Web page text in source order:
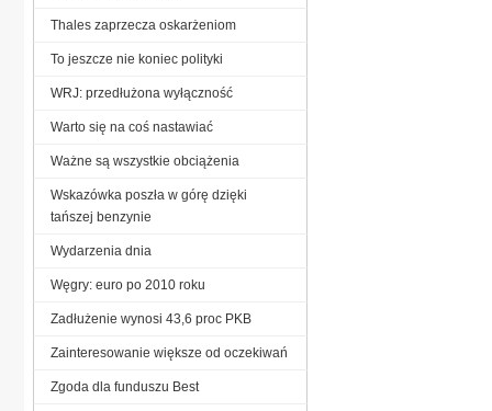
Thales zaprzecza oskarżeniom
To jeszcze nie koniec polityki
WRJ: przedłużona wyłączność
Warto się na coś nastawiać
Ważne są wszystkie obciążenia
Wskazówka poszła w górę dzięki
tańszej benzynie
Wydarzenia dnia
Węgry: euro po 2010 roku
Zadłużenie wynosi 43,6 proc PKB
Zainteresowanie większe od oczekiwań
Zgoda dla funduszu Best